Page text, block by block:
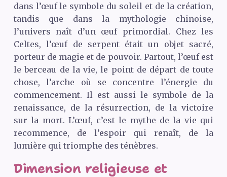
dans l’œuf le symbole du soleil et de la création,
tandis que dans la mythologie chinoise,
l’univers naît d’un œuf primordial. Chez les
Celtes, l’œuf de serpent était un objet sacré,
porteur de magie et de pouvoir. Partout, l’œuf est
le berceau de la vie, le point de départ de toute
chose, l’arche où se concentre l’énergie du
commencement. Il est aussi le symbole de la
renaissance, de la résurrection, de la victoire
sur la mort. L’œuf, c’est le mythe de la vie qui
recommence, de l’espoir qui renaît, de la
lumière qui triomphe des ténèbres.
Dimension religieuse et